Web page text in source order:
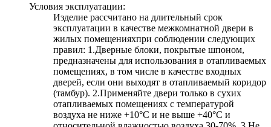
Условия эксплуатации:
Изделие рассчитано на длительный срок
эксплуатации в качестве межкомнатной двери в
жилых помещенияхпри соблюдении следующих
правил: 1.Дверные блоки, покрытые шпоном,
предназначены для использования в отапливаемых
помещениях, в том числе в качестве входных
дверей, если они выходят в отапливаемый коридор
(тамбур). 2.Применяйте двери только в сухих
отапливаемых помещениях с температурой
воздуха не ниже +10°С и не выше +40°С и